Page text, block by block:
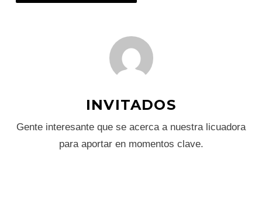
INVITADOS
Gente interesante que se acerca a nuestra licuadora
para aportar en momentos clave.